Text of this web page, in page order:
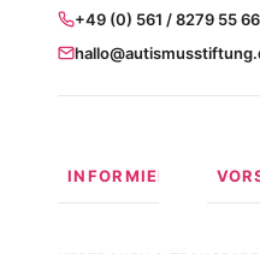
+49 (0) 561 / 8279 55 66
INFORMIEREN